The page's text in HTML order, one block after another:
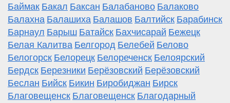
Баймак Бакал Баксан Балабаново Балаково
Балахна Балашиха Балашов Балтийск Барабинск
Барнаул Барыш Батайск Бахчисарай Бежецк
Белая Калитва Белгород Белебей Белово
Белогорск Белорецк Белореченск Белоярский
Бердск Березники Берёзовский Берёзовский
Беслан Бийск Бикин Биробиджан Бирск
Благовещенск Благовещенск Благодарный